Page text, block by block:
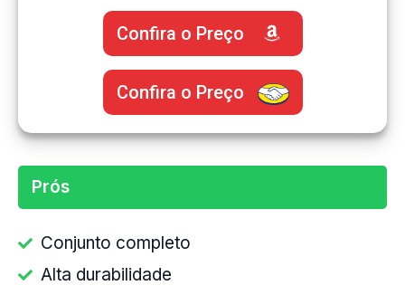
Confira o Preço
Confira o Preço
Prós
Conjunto completo
Alta durabilidade